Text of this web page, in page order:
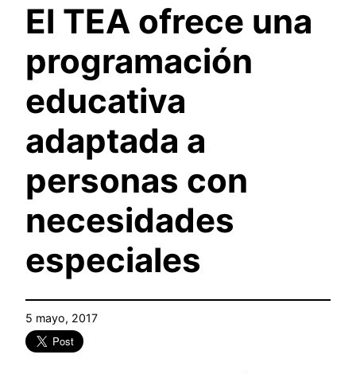
El TEA ofrece una
programación
educativa
adaptada a
personas con
necesidades
especiales
5 mayo, 2017